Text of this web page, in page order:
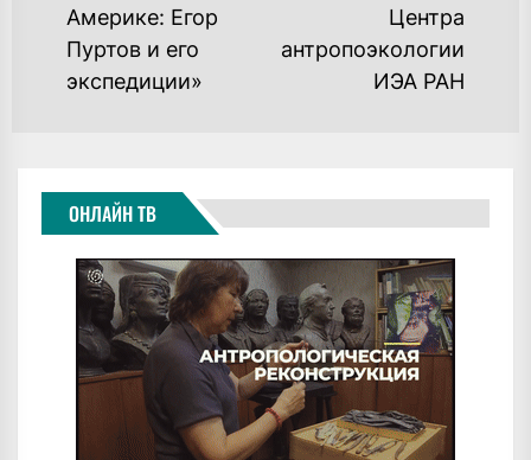
post:Америке: Егор
Пуртов и его
экспедиции»
Центра
антропоэкологии
ИЭА РАН
ОНЛАЙН ТВ